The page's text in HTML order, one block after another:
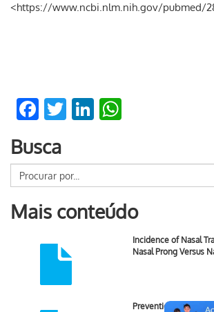
<https://www.ncbi.nlm.nih.gov/pubmed/
Facebook
TwitterLinkedIn
Busca
Mais conteúdo
Incidence of Nasal
Nasal Prong Versus
Prevention of